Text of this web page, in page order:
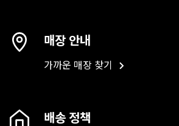
매장 안내
가까운 매장 찾기
배송 정책